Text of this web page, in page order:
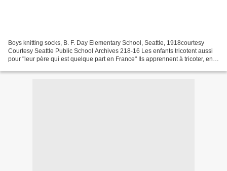
Boys knitting socks, B. F. Day Elementary School, Seattle, 1918courtesy
Courtesy Seattle Public School Archives 218-16 Les enfants tricotent aussi
pour "leur père qui est quelque part en France" Ils apprennent à tricoter, en